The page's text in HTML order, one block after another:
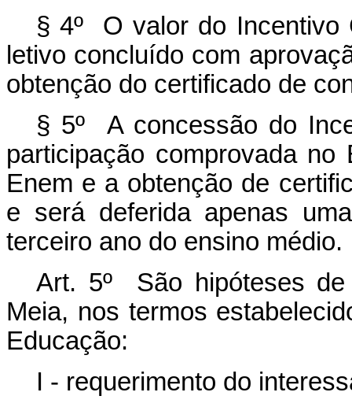
§ 4º O valor do Incentivo
letivo concluído com
obtenção do certificado de
§ 5º A concessão do
participação comprovada
Enem e a obtenção de
e será deferida apenas
terceiro ano do ensino médio.
Art. 5º São hipóteses de
Meia, nos termos
Educação:
I - requerimento do